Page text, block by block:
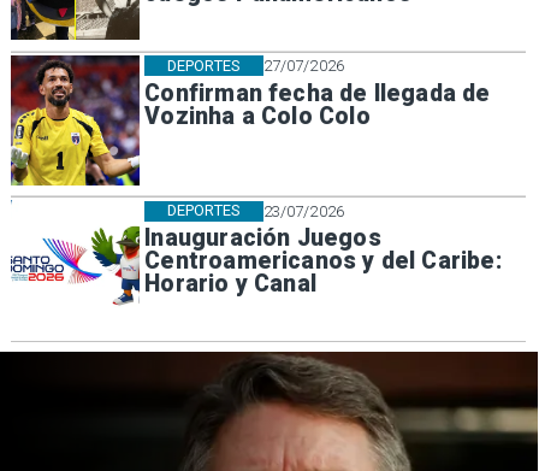
27/07/2026
Confirman fecha de llegada de
Vozinha a Colo Colo
DEPORTES
23/07/2026
Inauguración Juegos
Centroamericanos y del Caribe:
Horario y Canal
DEPORTES